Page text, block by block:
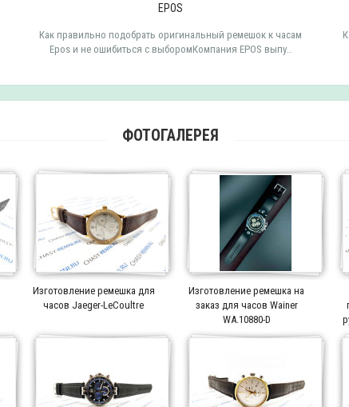
EPOS
Как правильно подобрать оригинальный ремешок к часам
Epos и не ошибиться с выборомКомпания EPOS выпу..
ФОТОГАЛЕРЕЯ
Изготовление ремешка для
часов Jaeger-LeCoultre
Изготовление ремешка на
заказ для часов Wainer
WA.10880-D